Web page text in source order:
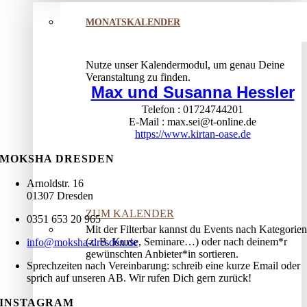
MONATSKALENDER
Nutze unser Kalendermodul, um genau Deine
Veranstaltung zu finden.
ZUM KALENDER
Mit der Filterbar kannst du Events nach Kategorien
(z. B. Kurse, Seminare…) oder nach deinem*r
gewünschten Anbieter*in sortieren.
Max und Susanna Hessler
Telefon
01724744201
E-Mail
max.sei@t-online.de
https://www.kirtan-oase.de
MOKSHA DRESDEN
Arnoldstr. 16
01307 Dresden
0351 653 20 965
info@moksha-dresden.de
Sprechzeiten nach Vereinbarung: schreib eine kurze Email oder
sprich auf unseren AB. Wir rufen Dich gern zurück!
INSTAGRAM